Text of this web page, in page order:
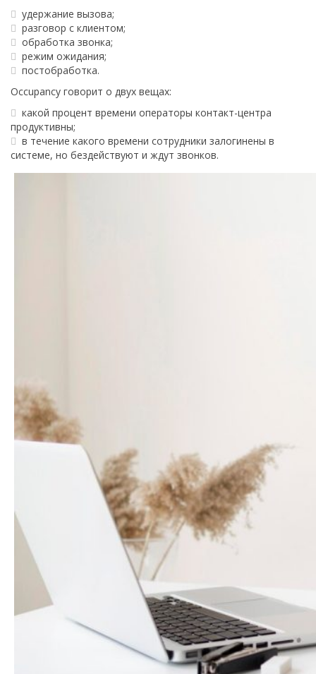
удержание вызова;
разговор с клиентом;
обработка звонка;
режим ожидания;
постобработка.
Occupancy говорит о двух вещах:
какой процент времени операторы контакт-центра
продуктивны;
в течение какого времени сотрудники залогинены в
системе, но бездействуют и ждут звонков.